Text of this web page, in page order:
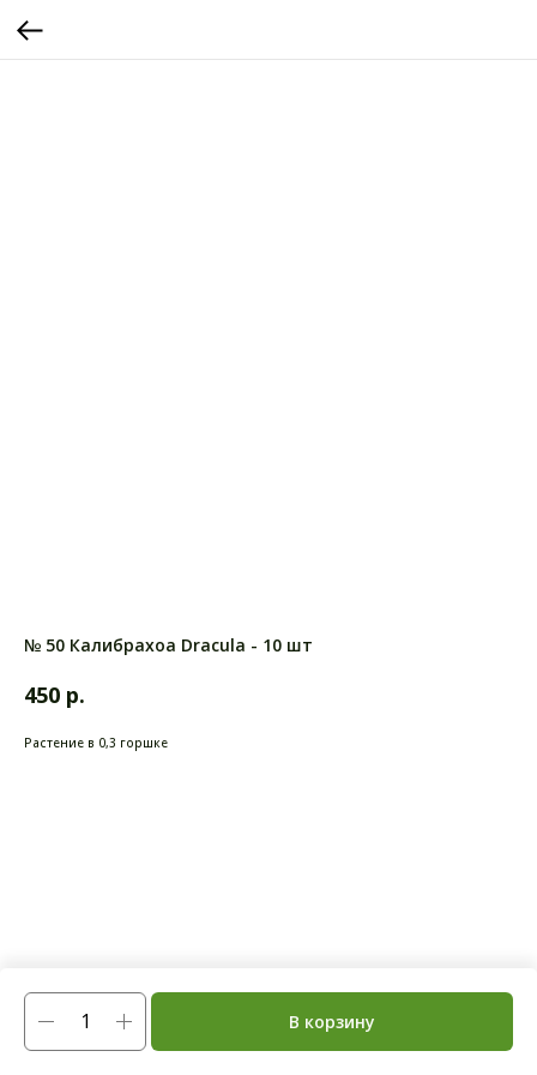
№ 50 Калибрахоа Dracula - 10 шт
450 р.
В корзину
Растение в 0,3 горшке